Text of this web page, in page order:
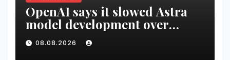
OpenAI says it slowed Astra
model development over
security concerns | VseTime.ru
08.08.2026